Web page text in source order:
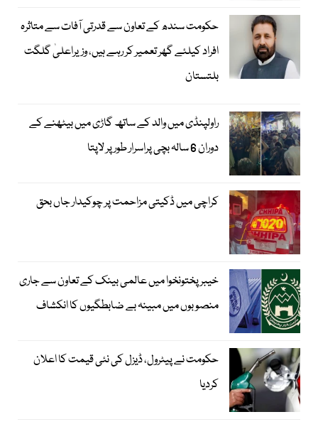
حکومت سندھ کے تعاون سے قدرتی آفات سے متاثرہ
افراد کیلئے گھر تعمیر کر رہے ہیں، وزیراعلیٰ گلگت
بلتستان
راولپنڈی میں والد کے ساتھ گاڑی میں بیٹھنے کے
دوران 6 سالہ بچی پراسرار طور پر لاپتا
کراچی میں ڈکیتی مزاحمت پر چوکیدار جاں بحق
خیبرپختونخوا میں عالمی بینک کے تعاون سے جاری
منصوبوں میں مبینہ بے ضابطگیوں کا انکشاف
حکومت نے پیٹرول، ڈیزل کی نئی قیمت کا اعلان
کردیا